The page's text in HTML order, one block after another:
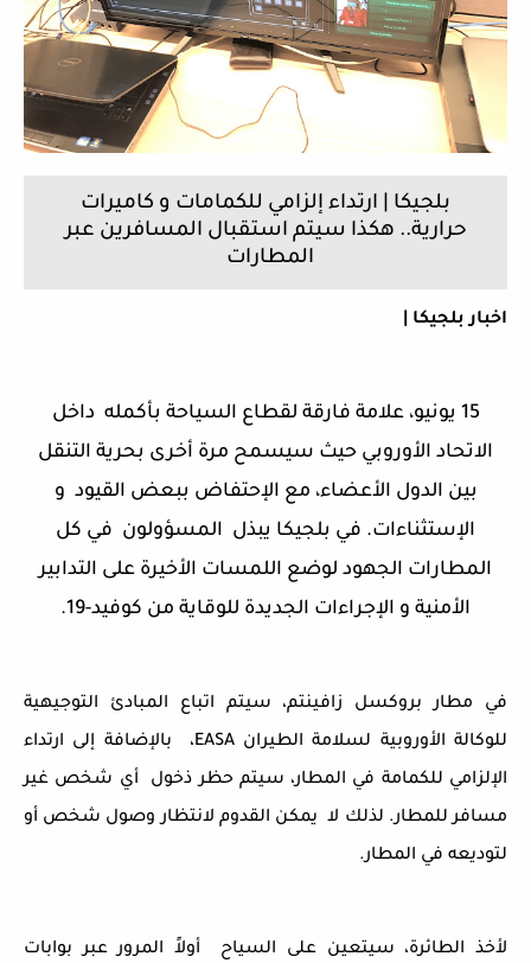
بلجيكا | ارتداء إلزامي للكمامات و كاميرات
حرارية.. هكذا سيتم استقبال المسافرين عبر
المطارات
اخبار بلجيكا |
15 يونيو، علامة فارقة لقطاع السياحة بأكمله داخل
الاتحاد الأوروبي حيث سيسمح مرة أخرى بحرية التنقل
بين الدول الأعضاء، مع الإحتفاض ببعض القيود و
الإستثناءات. في بلجيكا يبذل المسؤولون في كل
المطارات الجهود لوضع اللمسات الأخيرة على التدابير
الأمنية و الإجراءات الجديدة للوقاية من كوفيد-19.
في مطار بروكسل زافينتم، سيتم اتباع المبادئ التوجيهية
للوكالة الأوروبية لسلامة الطيران EASA، بالإضافة إلى ارتداء
الإلزامي للكمامة في المطار، سيتم حظر ذخول أي شخص غير
مسافر للمطار. لذلك لا يمكن القدوم لانتظار وصول شخص أو
لتوديعه في المطار.
لأخذ الطائرة، سيتعين على السياح أولاً المرور عبر بوابات